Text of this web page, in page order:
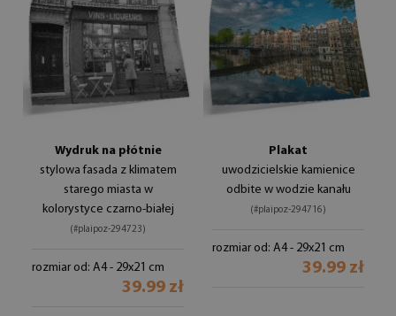
Wydruk na płótnie
stylowa fasada z klimatem
starego miasta w
kolorystyce czarno-białej
(#plaipoz-294723)
rozmiar od: A4 - 29x21 cm
39.99 zł
Plakat
uwodzicielskie kamienice
odbite w wodzie kanału
(#plaipoz-294716)
rozmiar od: A4 - 29x21 cm
39.99 zł